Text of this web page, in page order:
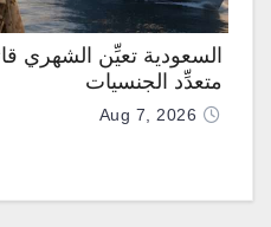
السعودية تعيِّن الشهري
متعدِّد الجنسيات
Aug 7, 2026